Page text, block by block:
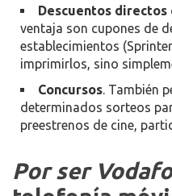
Descuentos directos
ventaja son cupones de
establecimientos
imprimirlos, sino
Concursos. También
determinados sorteos
preestrenos de cine,
Por ser